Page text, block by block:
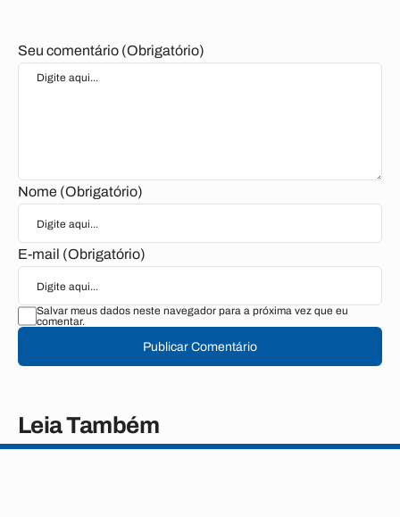
Seu comentário (Obrigatório)
Nome (Obrigatório)
E-mail (Obrigatório)
Salvar meus dados neste navegador para a próxima vez que eu
comentar.
Publicar Comentário
Leia Também